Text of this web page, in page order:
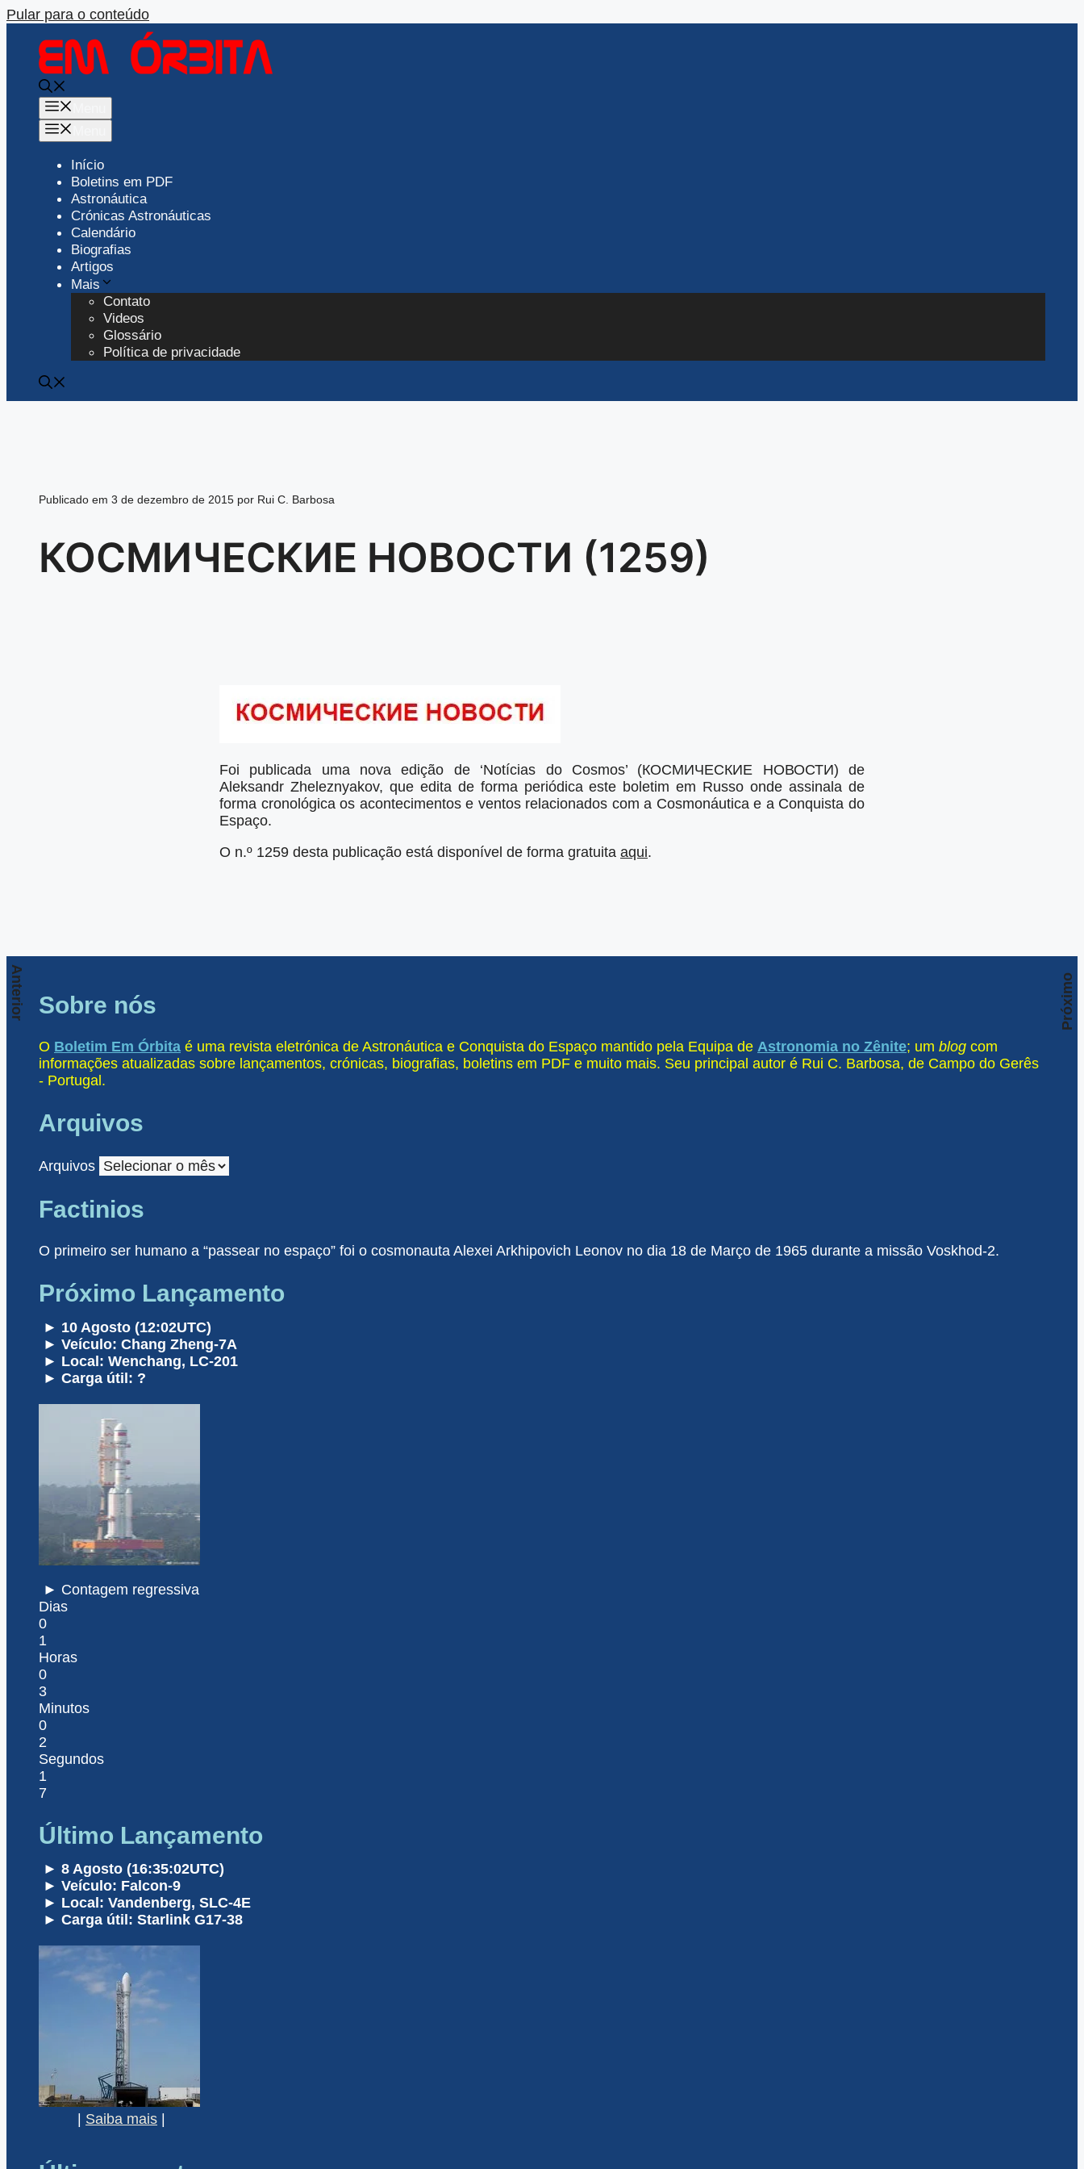
Pular para o conteúdo
Início
Boletins em PDF
Astronáutica
Crónicas Astronáuticas
Calendário
Biografias
Artigos
Mais
Contato
Videos
Glossário
Política de privacidade
Publicado em 3 de dezembro de 2015 por Rui C. Barbosa
КОСМИЧЕСКИЕ НОВОСТИ (1259)
Foi publicada uma nova edição de ‘Notícias do Cosmos’ (КОСМИЧЕСКИЕ НОВОСТИ) de
Aleksandr Zheleznyakov, que edita de forma periódica este boletim em Russo onde assinala de
forma cronológica os acontecimentos e ventos relacionados com a Cosmonáutica e a Conquista do
Espaço.
O n.º 1259 desta publicação está disponível de forma gratuita aqui.
Anterior Próximo
Sobre nós
O Boletim Em Órbita é uma revista eletrónica de Astronáutica e Conquista do Espaço mantido pela Equipa de Astronomia no Zênite; um blog com
informações atualizadas sobre lançamentos, crónicas, biografias, boletins em PDF e muito mais. Seu principal autor é Rui C. Barbosa, de Campo do Gerês
- Portugal.
Arquivos
Arquivos
Factinios
O primeiro ser humano a “passear no espaço” foi o cosmonauta Alexei Arkhipovich Leonov no dia 18 de Março de 1965 durante a missão Voskhod-2.
Próximo Lançamento
► 10 Agosto (12:02UTC)
► Veículo: Chang Zheng-7A
► Local: Wenchang, LC-201
► Carga útil: ?
► Contagem regressiva
Dias
0
1
Horas
0
3
Minutos
0
2
Segundos
1
7
Último Lançamento
► 8 Agosto (16:35:02UTC)
► Veículo: Falcon-9
► Local: Vandenberg, SLC-4E
► Carga útil: Starlink G17-38
Saiba mais